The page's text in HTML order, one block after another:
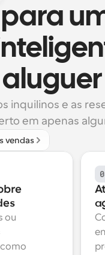
para
inquilinos e as
em apenas
vendas
ou